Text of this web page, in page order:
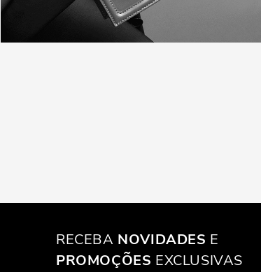
RECEBA NOVIDADES E
PROMOÇÕES EXCLUSIVAS